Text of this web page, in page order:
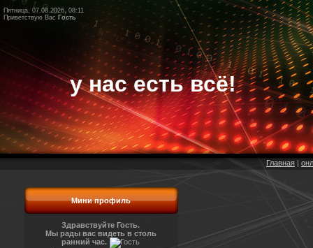
Пятница, 07.08.2026, 08:11
Приветствую Вас Гость
у нас есть всё!
Главная |
Мини профиль
Здравствуйте Гость.
Мы рады вас видеть в столь
ранний час.